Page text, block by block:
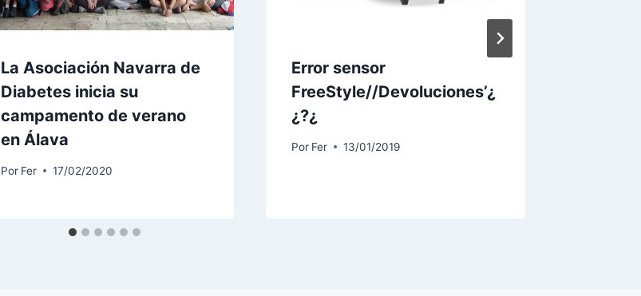
La Asociación Navarra de
Diabetes inicia su
campamento de verano
en Álava
Por Fer 17/02/2020
Error sensor
FreeStyle//Devoluciones’¿
¿?¿
Por Fer 13/01/2019